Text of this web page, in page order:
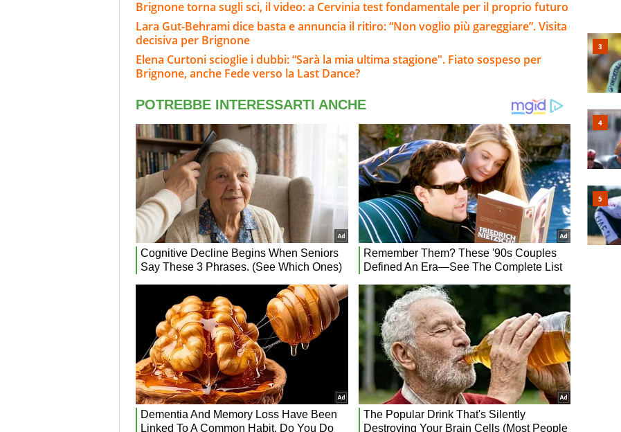
Brignone torna sugli sci, il video: a Cervinia test fondamentale per il proprio futuro
Lara Gut-Behrami dice basta e annuncia il ritiro: “Non voglio più gareggiare”. Visita
decisiva per Brignone
Elena Curtoni scioglie i dubbi: “Sarà la mia ultima stagione". Fiato sospeso per
Brignone, anche Fede verso la Last Dance?